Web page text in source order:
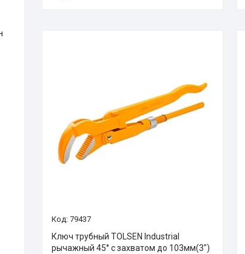
79437
Ключ трубный TOLSEN Industrial
рычажный 45° с захватом до 103мм(3")